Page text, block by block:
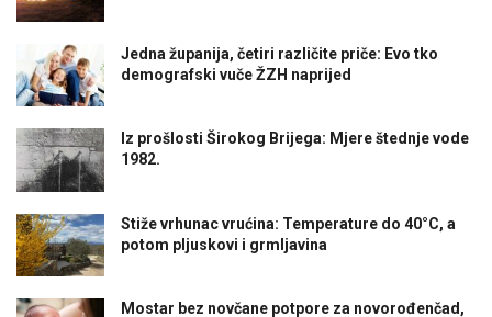
Jedna županija, četiri različite priče: Evo tko
demografski vuče ŽZH naprijed
Iz prošlosti Širokog Brijega: Mjere štednje vode
1982.
Stiže vrhunac vrućina: Temperature do 40°C, a
potom pljuskovi i grmljavina
Mostar bez novčane potpore za novorođenčad,